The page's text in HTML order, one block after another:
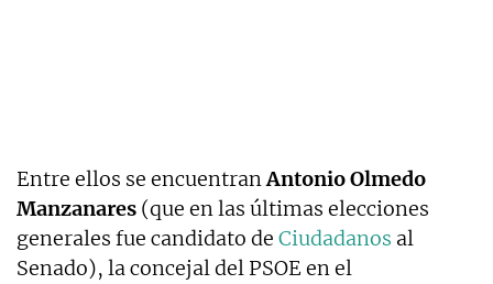
Entre ellos se encuentranAntonio Olmedo
Manzanares (que en las últimas elecciones
generales fue candidato de Ciudadanos al
Senado), la concejal del PSOE en el